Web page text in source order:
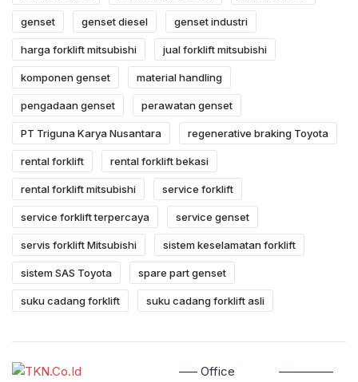
genset genset diesel genset industri
harga forklift mitsubishi jual forklift mitsubishi
komponen genset material handling
pengadaan genset perawatan genset
PT Triguna Karya Nusantara regenerative braking Toyota
rental forklift rental forklift bekasi
rental forklift mitsubishi service forklift
service forklift terpercaya service genset
servis forklift Mitsubishi sistem keselamatan forklift
sistem SAS Toyota spare part genset
suku cadang forklift suku cadang forklift asli
—– Office
————–